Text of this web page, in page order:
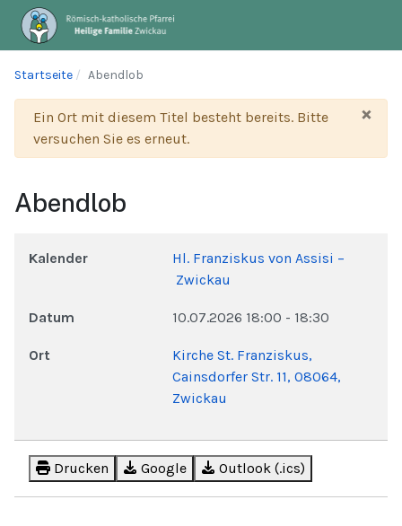
Startseite Abendlob
×
Warnung
Ein Ort mit diesem Titel besteht bereits. Bitte
versuchen Sie es erneut.
Abendlob
Kalender
Hl. Franziskus von Assisi –
Zwickau
Datum 10.07.2026 18:00 - 18:30
Ort
Kirche St. Franziskus,
Cainsdorfer Str. 11, 08064,
Zwickau
Drucken Google Outlook (.ics)